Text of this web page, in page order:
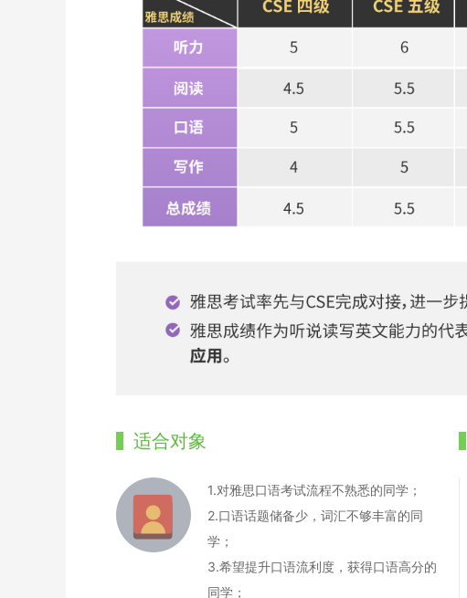
适合对象
1.对雅思口语考试流程不熟悉的同学；
2.口语话题储备少，词汇不够丰富的同
学；
3.希望提升口语流利度，获得口语高分的
同学；